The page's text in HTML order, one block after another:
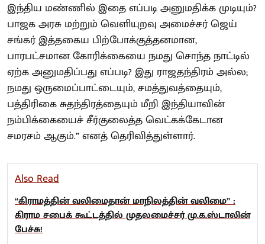
இந்திய மண்ணில் இதை எப்படி அனுமதிக்க முடியும்?
பாஜக அரசு மற்றும் வெளியுறவு அமைச்சர் ஜெய்
சங்கர் இத்தகைய பிற்போக்குத்தனமான,
பாரபட்சமான கோரிக்கையை நமது சொந்த நாட்டில்
ஏற்க அனுமதிப்பது எப்படி? இது ராஜதந்திரம் அல்ல;
நமது ஒருமைப்பாட்டையும், சமத்துவத்தையும்,
பத்திரிகை சுதந்திரத்தையும் மீறி இந்தியாவின்
நம்பிக்கையைச் சீர்குலைத்த வெட்கக்கேடான
சமரசம் ஆகும்.” எனத் தெரிவித்துள்ளார்.
Also Read
“கிராமத்தின் வலிமைதான் மாநிலத்தின் வலிமை” :
கிராம சபைக் கூட்டத்தில் முதலமைச்சர் மு.க.ஸ்டாலின்
பேச்சு!